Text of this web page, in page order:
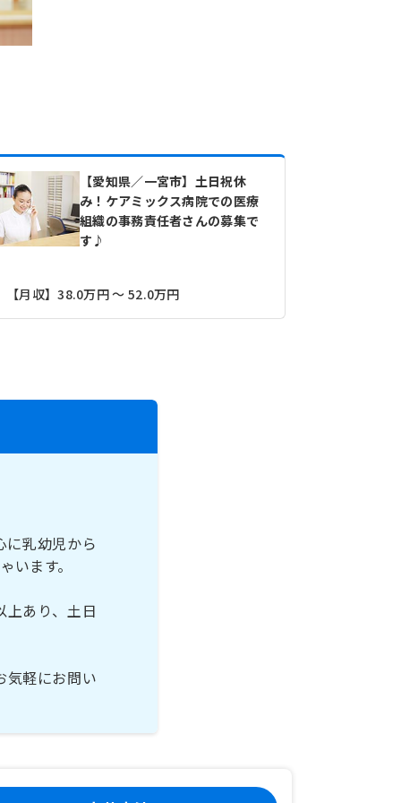
【愛知県／一宮市】土日祝休
み！ケアミックス病院での医療
組織の事務責任者さんの募集で
す♪
【月収】38.0万円 ～ 52.0万円
に乳幼児から
います。
あり、土日
気軽にお問い